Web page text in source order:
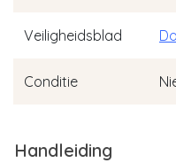
Veiligheidsblad
Conditie
Handleiding